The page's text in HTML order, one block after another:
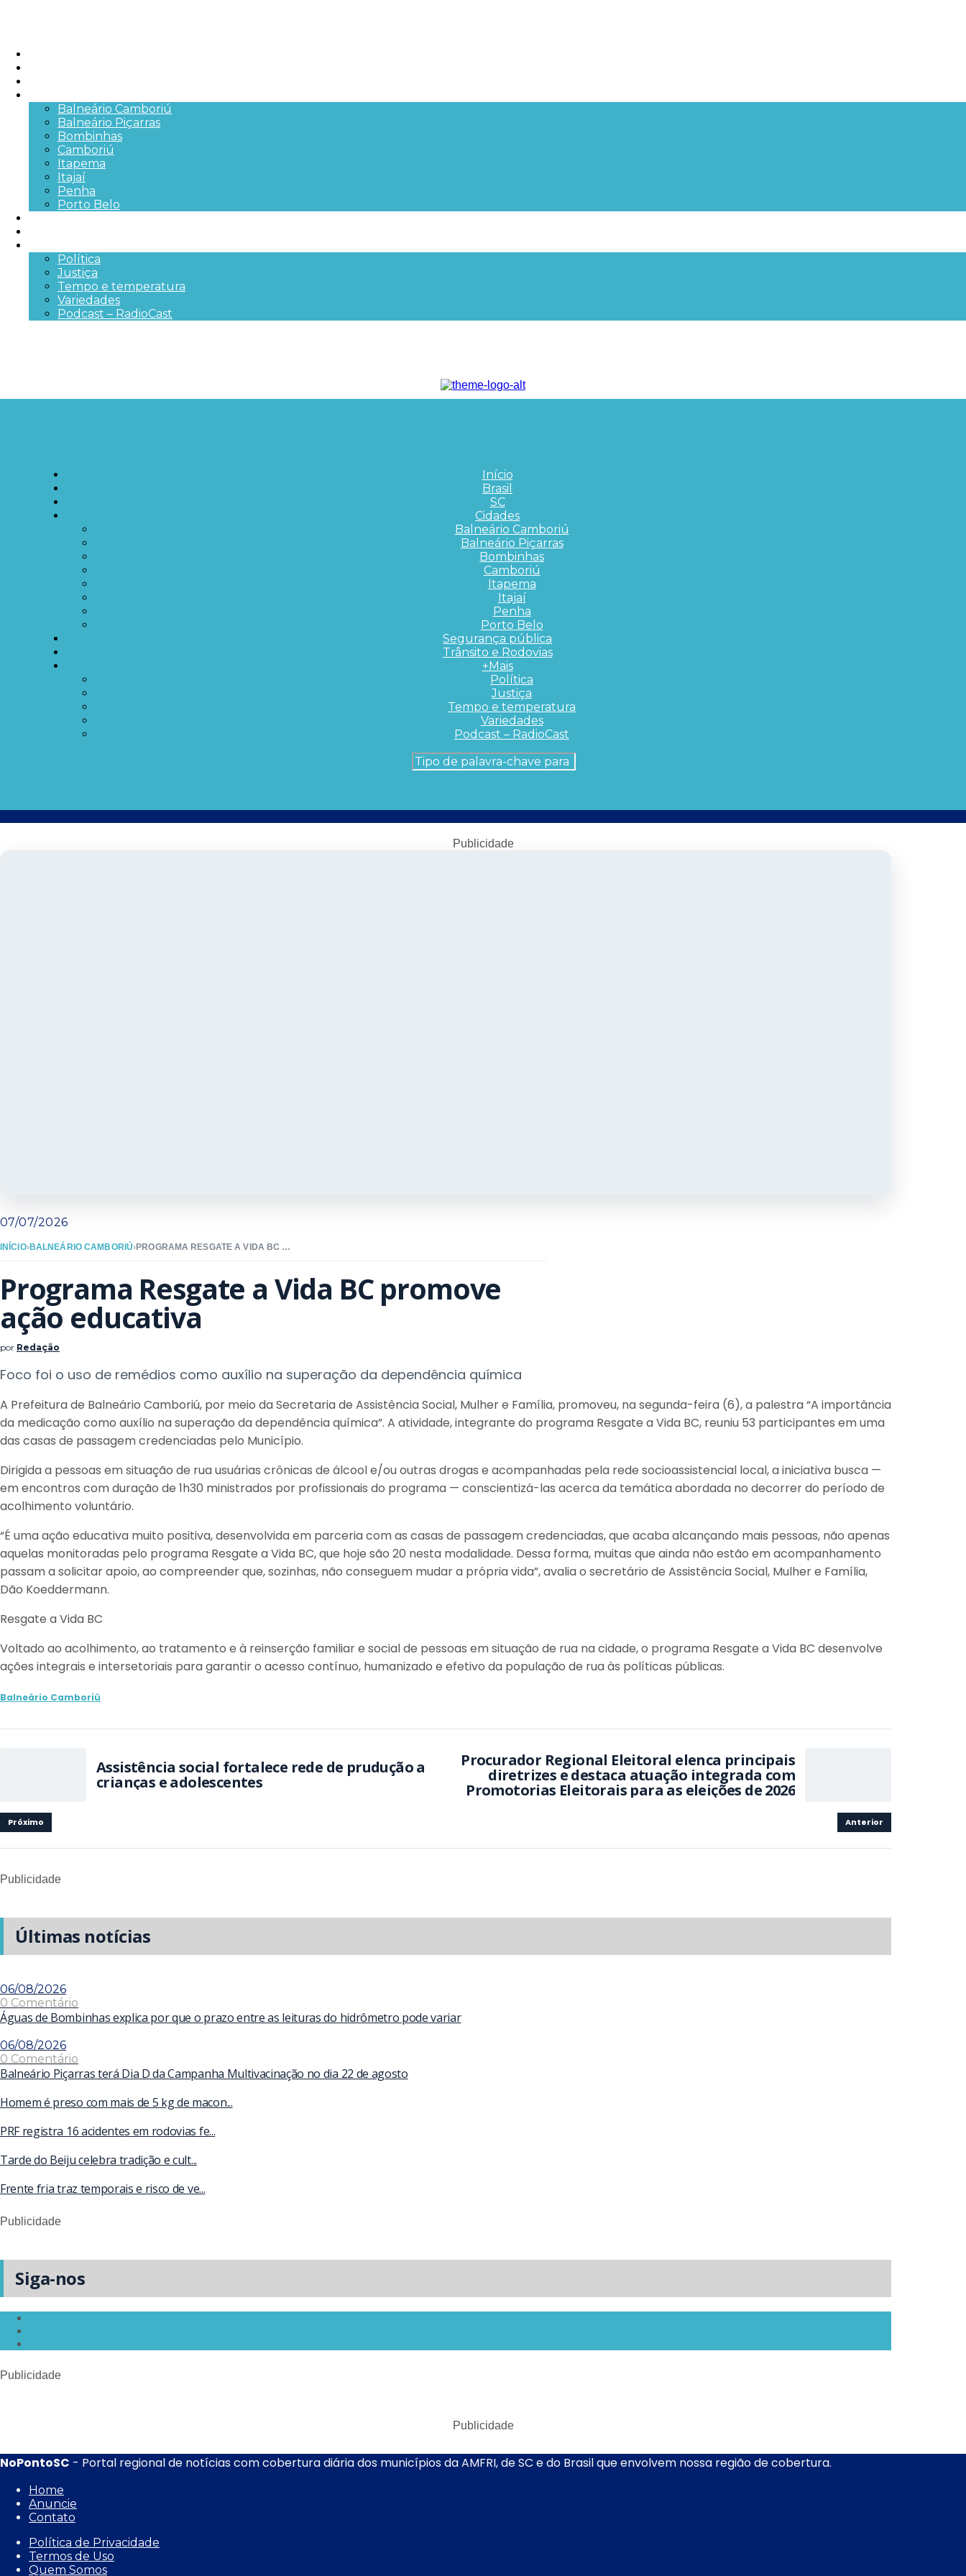
Balneário Camboriú
Balneário Piçarras
Bombinhas
Camboriú
Itapema
Itajaí
Penha
Porto Belo
Política
Justiça
Tempo e temperatura
Variedades
Podcast – RadioCast
Início
Brasil
SC
Cidades
Balneário Camboriú
Balneário Piçarras
Bombinhas
Camboriú
Itapema
Itajaí
Penha
Porto Belo
Segurança pública
Trânsito e Rodovias
+Mais
Política
Justiça
Tempo e temperatura
Variedades
Podcast – RadioCast
Publicidade
07/07/2026
INÍCIO›BALNEÁRIO CAMBORIÚ› PROGRAMA RESGATE A VIDA BC PROMOVE AÇÃO EDUCATIVA
Programa Resgate a Vida BC promove
ação educativa
por Redação
Foco foi o uso de remédios como auxílio na superação da dependência química
A Prefeitura de Balneário Camboriú, por meio da Secretaria de Assistência Social, Mulher e Família, promoveu, na segunda-feira (6), a palestra “A importância
da medicação como auxílio na superação da dependência química”. A atividade, integrante do programa Resgate a Vida BC, reuniu 53 participantes em uma
das casas de passagem credenciadas pelo Município.
Dirigida a pessoas em situação de rua usuárias crônicas de álcool e/ou outras drogas e acompanhadas pela rede socioassistencial local, a iniciativa busca —
em encontros com duração de 1h30 ministrados por profissionais do programa — conscientizá-las acerca da temática abordada no decorrer do período de
acolhimento voluntário.
“É uma ação educativa muito positiva, desenvolvida em parceria com as casas de passagem credenciadas, que acaba alcançando mais pessoas, não apenas
aquelas monitoradas pelo programa Resgate a Vida BC, que hoje são 20 nesta modalidade. Dessa forma, muitas que ainda não estão em acompanhamento
passam a solicitar apoio, ao compreender que, sozinhas, não conseguem mudar a própria vida”, avalia o secretário de Assistência Social, Mulher e Família,
Dão Koeddermann.
Resgate a Vida BC
Voltado ao acolhimento, ao tratamento e à reinserção familiar e social de pessoas em situação de rua na cidade, o programa Resgate a Vida BC desenvolve
ações integrais e intersetoriais para garantir o acesso contínuo, humanizado e efetivo da população de rua às políticas públicas.
Balneário Camboriú
Assistência social fortalece rede de prudução a
crianças e adolescentes
Próximo
Procurador Regional Eleitoral elenca principais
diretrizes e destaca atuação integrada com
Promotorias Eleitorais para as eleições de 2026
Anterior
Publicidade
Últimas notícias
06/08/2026
0 Comentário
Águas de Bombinhas explica por que o prazo entre as leituras do hidrômetro pode variar
06/08/2026
0 Comentário
Balneário Piçarras terá Dia D da Campanha Multivacinação no dia 22 de agosto
Homem é preso com mais de 5 kg de macon...
PRF registra 16 acidentes em rodovias fe...
Tarde do Beiju celebra tradição e cult...
Frente fria traz temporais e risco de ve...
Publicidade
Siga-nos
Publicidade
Publicidade
NoPontoSC - Portal regional de notícias com cobertura diária dos municípios da AMFRI, de SC e do Brasil que envolvem nossa região de cobertura.
Home
Anuncie
Contato
Política de Privacidade
Termos de Uso
Quem Somos